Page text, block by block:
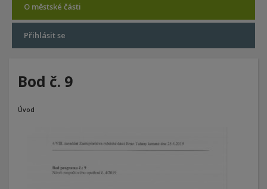
O městské části
Přihlásit se
Bod č. 9
Úvod